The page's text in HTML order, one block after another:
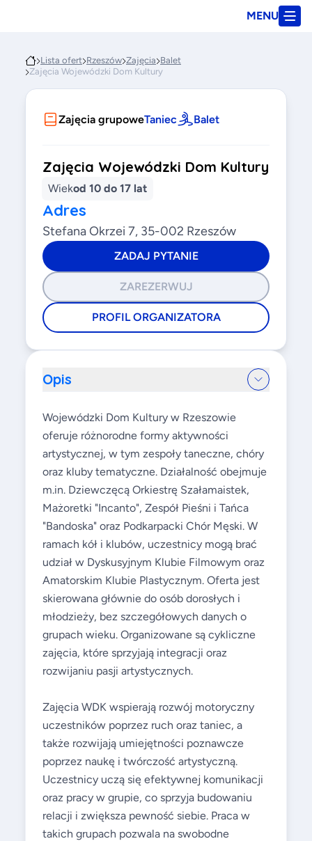
MENU
Lista ofert Rzeszów Zajęcia Balet
Zajęcia Wojewódzki Dom Kultury
Zajęcia grupoweTaniec Balet
Zajęcia Wojewódzki Dom Kultury
Wiekod 10 do 17 lat
Adres
Stefana Okrzei 7, 35-002 Rzeszów
ZADAJ PYTANIE
ZAREZERWUJ
PROFIL ORGANIZATORA
Opis
Wojewódzki Dom Kultury w Rzeszowie
oferuje różnorodne formy aktywności
artystycznej, w tym zespoły taneczne, chóry
oraz kluby tematyczne. Działalność obejmuje
m.in. Dziewczęcą Orkiestrę Szałamaistek,
Mażoretki "Incanto", Zespół Pieśni i Tańca
"Bandoska" oraz Podkarpacki Chór Męski. W
ramach kół i klubów, uczestnicy mogą brać
udział w Dyskusyjnym Klubie Filmowym oraz
Amatorskim Klubie Plastycznym. Oferta jest
skierowana głównie do osób dorosłych i
młodzieży, bez szczegółowych danych o
grupach wieku. Organizowane są cykliczne
zajęcia, które sprzyjają integracji oraz
rozwijaniu pasji artystycznych.
Zajęcia WDK wspierają rozwój motoryczny
uczestników poprzez ruch oraz taniec, a
także rozwijają umiejętności poznawcze
poprzez naukę i twórczość artystyczną.
Uczestnicy uczą się efektywnej komunikacji
oraz pracy w grupie, co sprzyja budowaniu
relacji i zwiększa pewność siebie. Praca w
takich grupach pozwala na swobodne